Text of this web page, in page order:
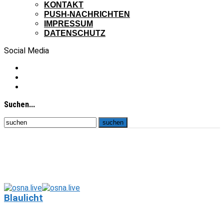
KONTAKT
PUSH-NACHRICHTEN
IMPRESSUM
DATENSCHUTZ
Social Media
Suchen...
Blaulicht